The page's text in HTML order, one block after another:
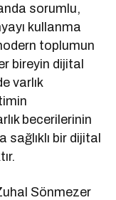
sorumlu,
kullanma
toplumun
bireyin dijital
varlık
becerilerinin
sağlıklı bir dijital
Sönmezer